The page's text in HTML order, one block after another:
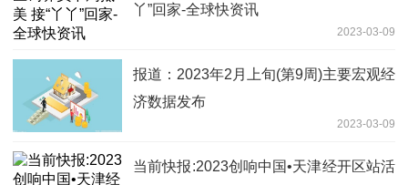
丫”回家-全球快资讯
2023-03-09
报道：2023年2月上旬(第9周)主要宏观经
济数据发布
2023-03-09
当前快报:2023创响中国•天津经开区站活